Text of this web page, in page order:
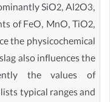
SiO2, Al2O3,
of FeO, MnO, TiO2,
the physicochemical
also influences the
the values of
typical ranges and